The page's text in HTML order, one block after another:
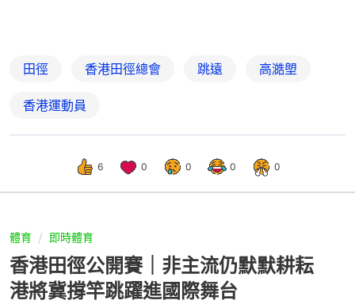
田徑 香港田徑總會 跳遠 高澔塱
香港運動員
6 0 0 0 0
體育 即時體育
香港田徑公開賽｜非主流仍默默耕耘
港將冀撐竿跳躍進國際舞台